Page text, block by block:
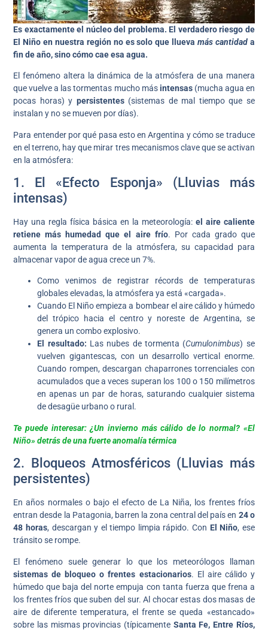
Es exactamente el núcleo del problema. El verdadero riesgo de
El Niño en nuestra región no es solo que llueva más cantidada
fin de año, sino cómo cae esa agua.
El fenómeno altera la dinámica de la atmósfera de una manera
que vuelve a las tormentas mucho másintensas(mucha agua en
pocas horas) y persistentes(sistemas de mal tiempo que se
instalan y no se mueven por días).
Para entender por qué pasa esto en Argentina y cómo se traduce
en el terreno, hay que mirar tres mecanismos clave que se activan
en la atmósfera:
1. El «Efecto Esponja» (Lluvias más
intensas)
Hay una regla física básica en la meteorología: el aire caliente
retiene más humedad que el aire frío. Por cada grado que
aumenta la temperatura de la atmósfera, su capacidad para
almacenar vapor de agua crece un 7%.
Como venimos de registrar récords de temperaturas
globales elevadas, la atmósfera ya está «cargada».
Cuando El Niño empieza a bombear el aire cálido y húmedo
del trópico hacia el centro y noreste de Argentina, se
genera un combo explosivo.
El resultado: Las nubes de tormenta (Cumulonimbus) se
vuelven gigantescas, con un desarrollo vertical enorme.
Cuando rompen, descargan chaparrones torrenciales con
acumulados que a veces superan los 100 o 150 milímetros
en apenas un par de horas, saturando cualquier sistema
de desagüe urbano o rural.
Te puede interesar: ¿Un invierno más cálido de lo normal? «El
Niño» detrás de una fuerte anomalía térmica
2. Bloqueos Atmosféricos (Lluvias más
persistentes)
En años normales o bajo el efecto de La Niña, los frentes fríos
entran desde la Patagonia, barren la zona central del país en 24 o
48 horas, descargan y el tiempo limpia rápido. Con El Niño, ese
tránsito se rompe.
El fenómeno suele generar lo que los meteorólogos llaman
sistemas de bloqueo o frentes estacionarios. El aire cálido y
húmedo que baja del norte empuja con tanta fuerza que frena a
los frentes fríos que suben del sur. Al chocar estas dos masas de
aire de diferente temperatura, el frente se queda «estancado»
sobre las mismas provincias (típicamente Santa Fe, Entre Ríos,